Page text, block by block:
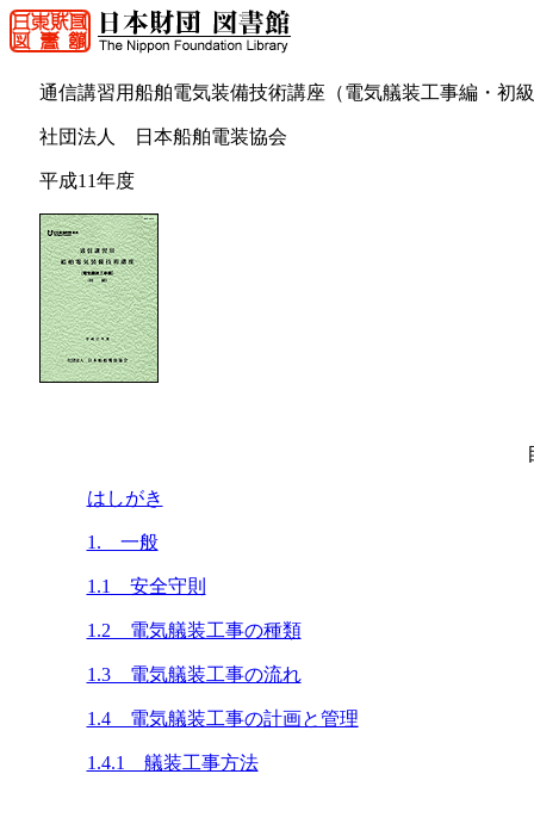
通信講習用船舶電気装備技術講座（電気艤装工事編・初
社団法人 日本船舶電装協会
平成11年度
はしがき
1. 一般
1.1 安全守則
1.2 電気艤装工事の種類
1.3 電気艤装工事の流れ
1.4 電気艤装工事の計画と管理
1.4.1 艤装工事方法